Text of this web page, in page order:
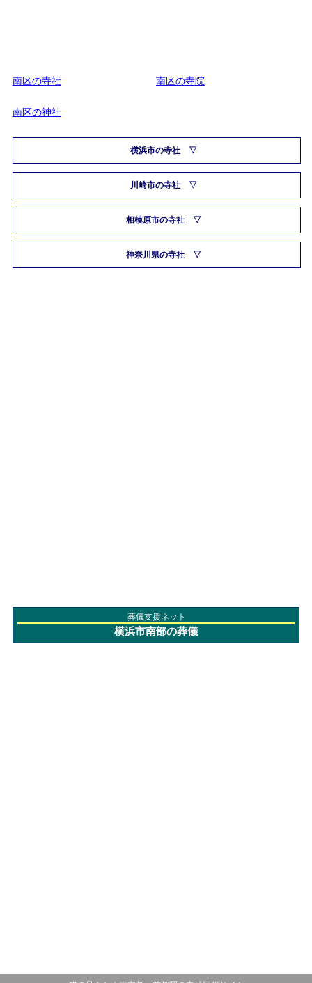
南区の寺社 南区の寺院
南区の神社
横浜市の寺社
川崎市の寺社
相模原市の寺社
神奈川県の寺社
葬儀支援ネット
横浜市南部の葬儀